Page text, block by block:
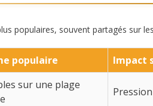
populaires, souvent partagés sur
populaire Impact
sur une plage